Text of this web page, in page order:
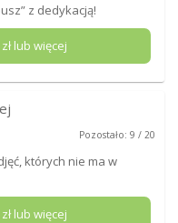
z dedykacją!
zł lub więcej
Pozostało: 9 / 20
których nie ma w
zł lub więcej